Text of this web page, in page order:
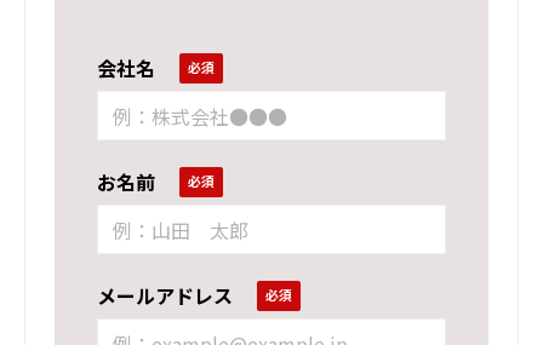
会社名
お名前
メールアドレス